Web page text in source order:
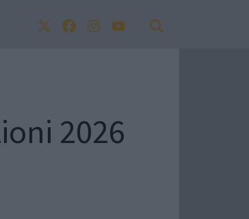
2026